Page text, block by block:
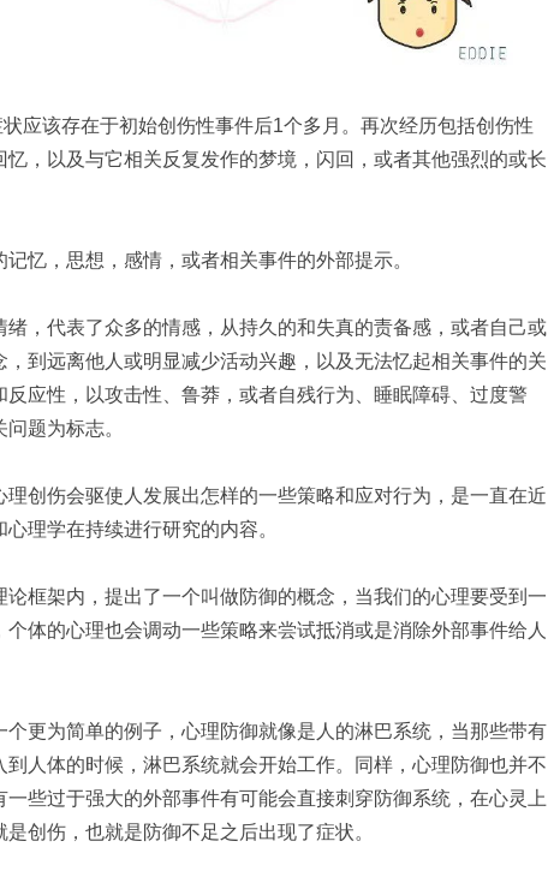
状应该存在于初始创伤性事件后1个多月。再次经历包括创伤性
忆，以 及与它相关反复发作的梦境，闪回，或者其他强烈的或长
记忆，思想，感情，或者相关事件的外部提示。
绪 ， 代表了众多的情感，从持久的和失真的责备感，或者自己或
，到远离他人或明显减少活动兴趣，以及无法忆起相关事件的关
反应性 ， 以攻击性 鲁莽，或者自残行为 睡眠障碍
过度警
题为标志。
理创伤会驱使 人发展出怎样的一些策略和应对行为，是一直在近
理学在持续进行研究的内容。
论框架内，提出了一个叫做防御的概念，当我们的心理要受到一
个体的心理也会调动一些策略来尝试抵消或是消除外部事件给人
个更为简单的例子，心理防御就像是人的淋巴系统，当那些带有
到人体的时候，淋巴系统就会开始工作。同样，心理防御也并不
一些过于强大的外部事件有可能会直接刺穿防御系统，在心灵上
是创伤，也就是防御不足之后出现了症状。